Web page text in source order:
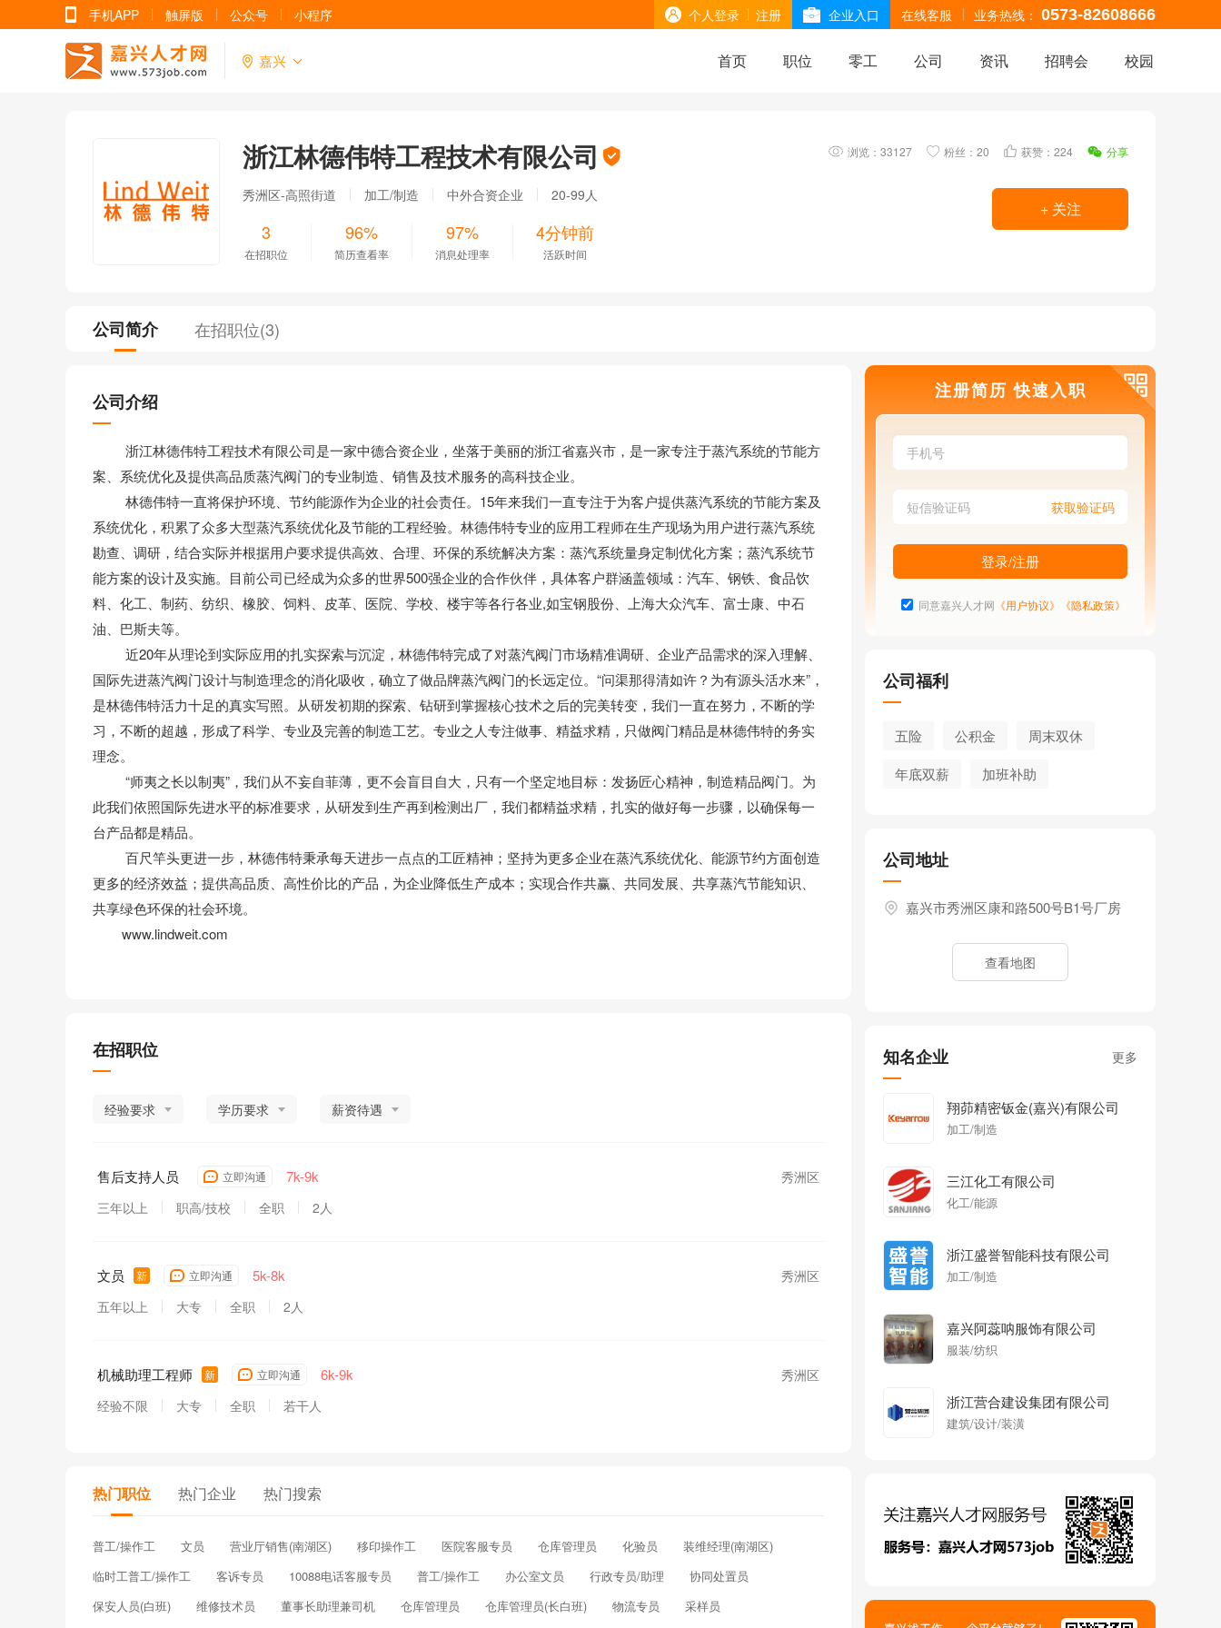
在线客服 业务热线： 0573-82608666
个人登录 注册 企业入口
手机APP 触屏版 公众号 小程序
嘉兴 首页 职位 零工 公司 资讯 招聘会 校园
浙江林德伟特工程技术有限公司
秀洲区-高照街道 加工/制造 中外合资企业 20-99人
3
在招职位
96%
简历查看率
97%
消息处理率
4分钟前
活跃时间
分享
获赞：224
粉丝：20
浏览： 33127
+ 关注
公司简介 在招职位(3)
公司介绍
浙江林德伟特工程技术有限公司是一家中德合资企业，坐落于美丽的浙江省嘉兴市，是一家专注于蒸汽系统的节能方
案、系统优化及提供高品质蒸汽阀门的专业制造、销售及技术服务的高科技企业。
林德伟特一直将保护环境、节约能源作为企业的社会责任。15年来我们一直专注于为客户提供蒸汽系统的节能方案及
系统优化，积累了众多大型蒸汽系统优化及节能的工程经验。林德伟特专业的应用工程师在生产现场为用户进行蒸汽系统
勘查、调研，结合实际并根据用户要求提供高效、合理、环保的系统解决方案：蒸汽系统量身定制优化方案；蒸汽系统节
能方案的设计及实施。目前公司已经成为众多的世界500强企业的合作伙伴，具体客户群涵盖领域：汽车、钢铁、食品饮
料、化工、制药、纺织、橡胶、饲料、皮革、医院、学校、楼宇等各行各业,如宝钢股份、上海大众汽车、富士康、中石
油、巴斯夫等。
近20年从理论到实际应用的扎实探索与沉淀，林德伟特完成了对蒸汽阀门市场精准调研、企业产品需求的深入理解、
国际先进蒸汽阀门设计与制造理念的消化吸收，确立了做品牌蒸汽阀门的长远定位。“问渠那得清如许？为有源头活水来”，
是林德伟特活力十足的真实写照。从研发初期的探索、钻研到掌握核心技术之后的完美转变，我们一直在努力，不断的学
习，不断的超越，形成了科学、专业及完善的制造工艺。专业之人专注做事、精益求精，只做阀门精品是林德伟特的务实
理念。
“师夷之长以制夷”，我们从不妄自菲薄，更不会盲目自大，只有一个坚定地目标：发扬匠心精神，制造精品阀门。为
此我们依照国际先进水平的标准要求，从研发到生产再到检测出厂，我们都精益求精，扎实的做好每一步骤，以确保每一
台产品都是精品。
百尺竿头更进一步，林德伟特秉承每天进步一点点的工匠精神；坚持为更多企业在蒸汽系统优化、能源节约方面创造
更多的经济效益；提供高品质、高性价比的产品，为企业降低生产成本；实现合作共赢、共同发展、共享蒸汽节能知识、
共享绿色环保的社会环境。
www.lindweit.com
在招职位
经验要求 学历要求 薪资待遇
售后支持人员 7k-9k
立即沟通
三年以上 职高/技校 全职 2人
秀洲区
文员 新 5k-8k
立即沟通
五年以上 大专 全职 2人
秀洲区
机械助理工程师 新 6k-9k
立即沟通
经验不限 大专 全职 若干人
秀洲区
热门职位 热门企业 热门搜索
普工/操作工 文员 营业厅销售(南湖区) 移印操作工 医院客服专员 仓库管理员 化验员
装维经理(南湖区)
临时工普工/操作工
客诉专员 10088电话客服专员 普工/操作工 办公室文员 行政专员/助理
协同处置员
保安人员(白班)
维修技术员 董事长助理兼司机 仓库管理员 仓库管理员(长白班) 物流专员
采样员
注册简历 快速入职
同意嘉兴人才网 《用户协议》 《隐私政策》
公司福利
五险 公积金
周末双休
年底双薪
加班补助
公司地址
嘉兴市秀洲区康和路500号B1号厂房
查看地图
知名企业 更多
翔茆精密钣金(嘉兴)有限公司
加工/制造
三江化工有限公司
化工/能源
浙江盛誉智能科技有限公司
加工/制造
嘉兴阿蕊呐服饰有限公司
服装/纺织
浙江营合建设集团有限公司
建筑/设计/装潢